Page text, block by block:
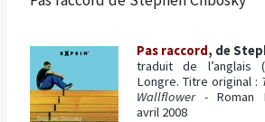
Pas raccord, de
traduit de l’anglais
Longre. Titre original :
Wallflower -Roman
avril 2008